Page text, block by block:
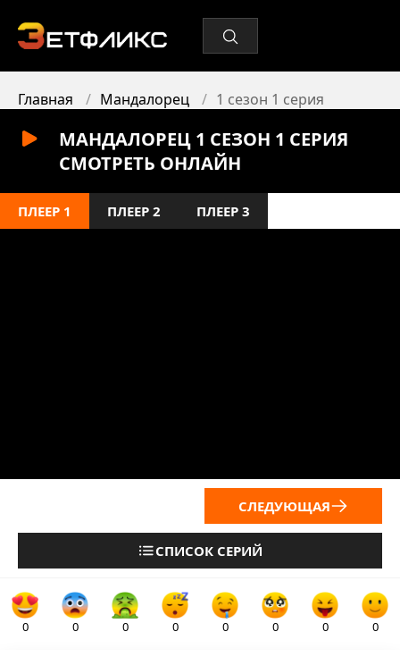
Главная Мандалорец 1 сезон 1 серия
МАНДАЛОРЕЦ 1 СЕЗОН 1 СЕРИЯ
СМОТРЕТЬ ОНЛАЙН
ПЛЕЕР 1 ПЛЕЕР 2 ПЛЕЕР 3
СПИСОК СЕРИЙ
СЛЕДУЮЩАЯ
0 0 0 0 0 0 0 0